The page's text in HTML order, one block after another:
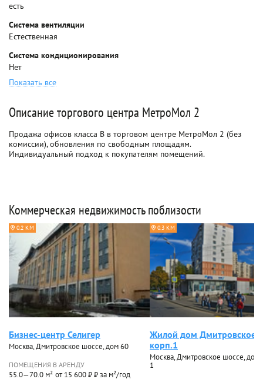
есть
Система вентиляции
Естественная
Система кондиционирования
Нет
Показать все
Описание торгового центра МетроМол 2
Продажа офисов класса B в торговом центре МетроМол 2 (без
комиссии), обновления по свободным площадям.
Индивидуальный подход к покупателям помещений.
Коммерческая недвижимость поблизости
0.2 КМ
Бизнес-центр Селигер
Москва, Дмитровское шоссе, дом 60
ПОМЕЩЕНИЯ В АРЕНДУ
55.0—70.0 м² от 15 600 ₽ ₽ за м²/год
0.3 КМ
Жилой дом Дмитровское
корп.1
Москва, Дмитровское шоссе, дом
1